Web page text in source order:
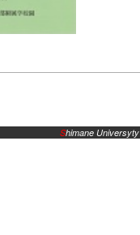
Shimane Universyty